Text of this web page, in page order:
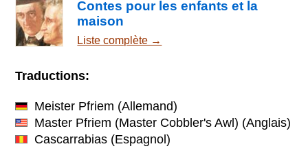
Contes pour les enfants et la
maison
Liste complète →
Traductions:
Meister Pfriem (Allemand)
Master Pfriem (Master Cobbler's Awl) (Anglais)
Cascarrabias (Espagnol)